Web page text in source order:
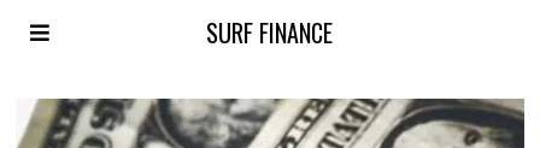
SURF FINANCE